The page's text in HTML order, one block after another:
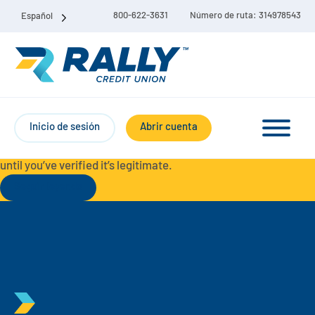
Español 800-622-3631 Número de ruta: 314978543
Inicio de sesión Abrir cuenta
Cuenta corriente Liberty
Ahorro
contact Rally Credit Union using our official phone numbers. If
you receive a letter, email, text message, or other
until you’ve verified it’s legitimate.